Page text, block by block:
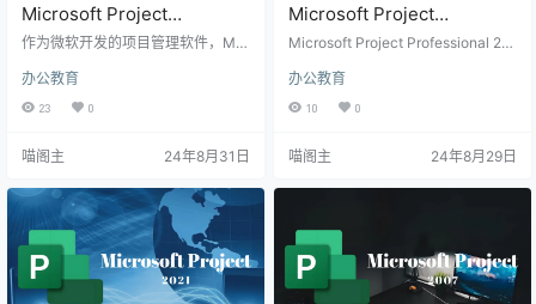
Microsoft Project
Professional 2016下载及安
作为微软开发的项目管理软件，Mic
借其直观的界面和丰富的功能，成
为了项目经理们不可或缺的工具。
它不仅能够帮助用户快速创建项目
报表，实时监控项目进度，优化资
成并达到预定目标。 Project 2016
相比较Project 2013除了功能和体
验上的优化并没有太大变化，唯一
值得…
办公教育
23 0
喵阁主 24年8月31日
Microsoft Project
Professional 2013下载、安
Microsoft Project Professional 20
与控制等功能于一体的专业项目管
理软件。它属于微软Office系列中的
一员，设计风格上也基本保持一
的是提供了丰富的功能与设置，可
Project 2…
办公教育
10 0
喵阁主 24年8月29日